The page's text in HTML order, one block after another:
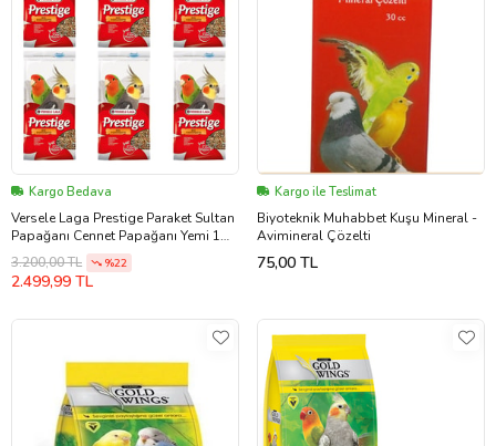
Kargo Bedava
Versele Laga Prestige Paraket Sultan
Papağanı Cennet Papağanı Yemi 1
Kg X 6 Adet
3.200,00 TL %22
2.499,99 TL
Kargo ile Teslimat
Biyoteknik Muhabbet Kuşu Mineral -
Avimineral Çözelti
75,00 TL